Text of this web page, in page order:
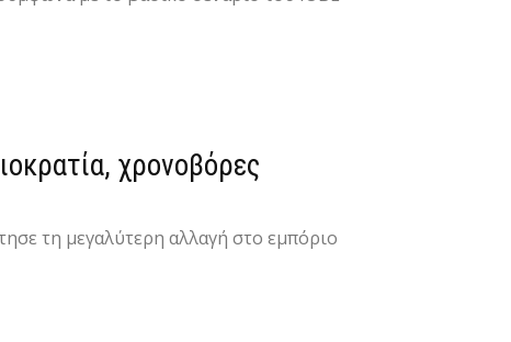
χρονοβόρες
τη μεγαλύτερη αλλαγή στο εμπόριο